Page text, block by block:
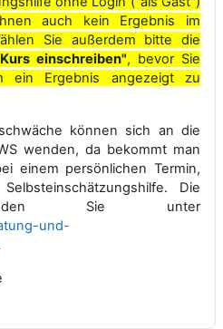
auch kein Ergebnis im
Sie außerdem bitte die
einschreiben", bevor Sie
ein Ergebnis angezeigt zu
können sich an die
wenden, da bekommt man
einem persönlichen Termin,
Die
finden Sie unter
und-